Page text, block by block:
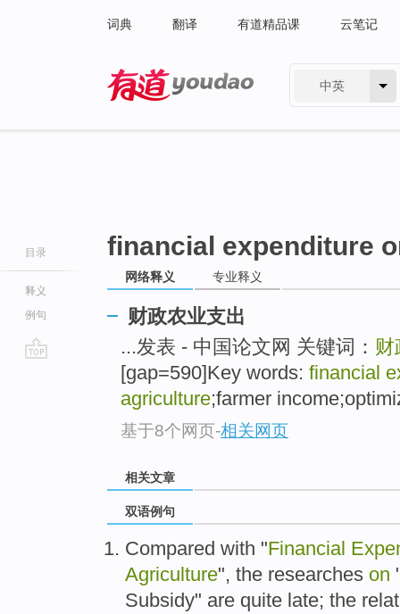
词典 翻译 有道精品课 云笔记
中英
目录
释义
例句
financial expenditure
网络释义 专业释义
财政农业支出
...发表 - 中国论文网 关键词：
[gap=590]Key words: financial
agriculture;farmer
基于8个网页-相关网页
相关文章
双语例句
Compared with "Financial
Agriculture", the researches on
Subsidy" are quite late; the